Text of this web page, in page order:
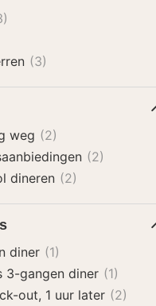
(3)
weg (2)
(2)
dineren (2)
diner (1)
3-gangen diner (1)
out, 1 uur later (2)